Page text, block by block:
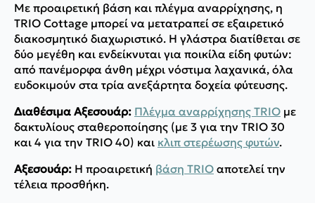
Με προαιρετική βάση και πλέγμα αναρρίχησης, η
TRIO Cottage μπορεί να μετατραπεί σε εξαιρετικό
διακοσμητικό διαχωριστικό. Η γλάστρα διατίθεται σε
δύο μεγέθη και ενδείκνυται για ποικίλα είδη φυτών:
από πανέμορφα άνθη μέχρι νόστιμα λαχανικά, όλα
ευδοκιμούν στα τρία ανεξάρτητα δοχεία φύτευσης.
Διαθέσιμα Αξεσουάρ: Πλέγμα αναρρίχησης TRIO με
δακτυλίους σταθεροποίησης (με 3 για την TRIO 30
και 4 για την TRIO 40) και κλιπ στερέωσης φυτών.
Αξεσουάρ: Η προαιρετική βάση TRIO αποτελεί την
τέλεια προσθήκη.